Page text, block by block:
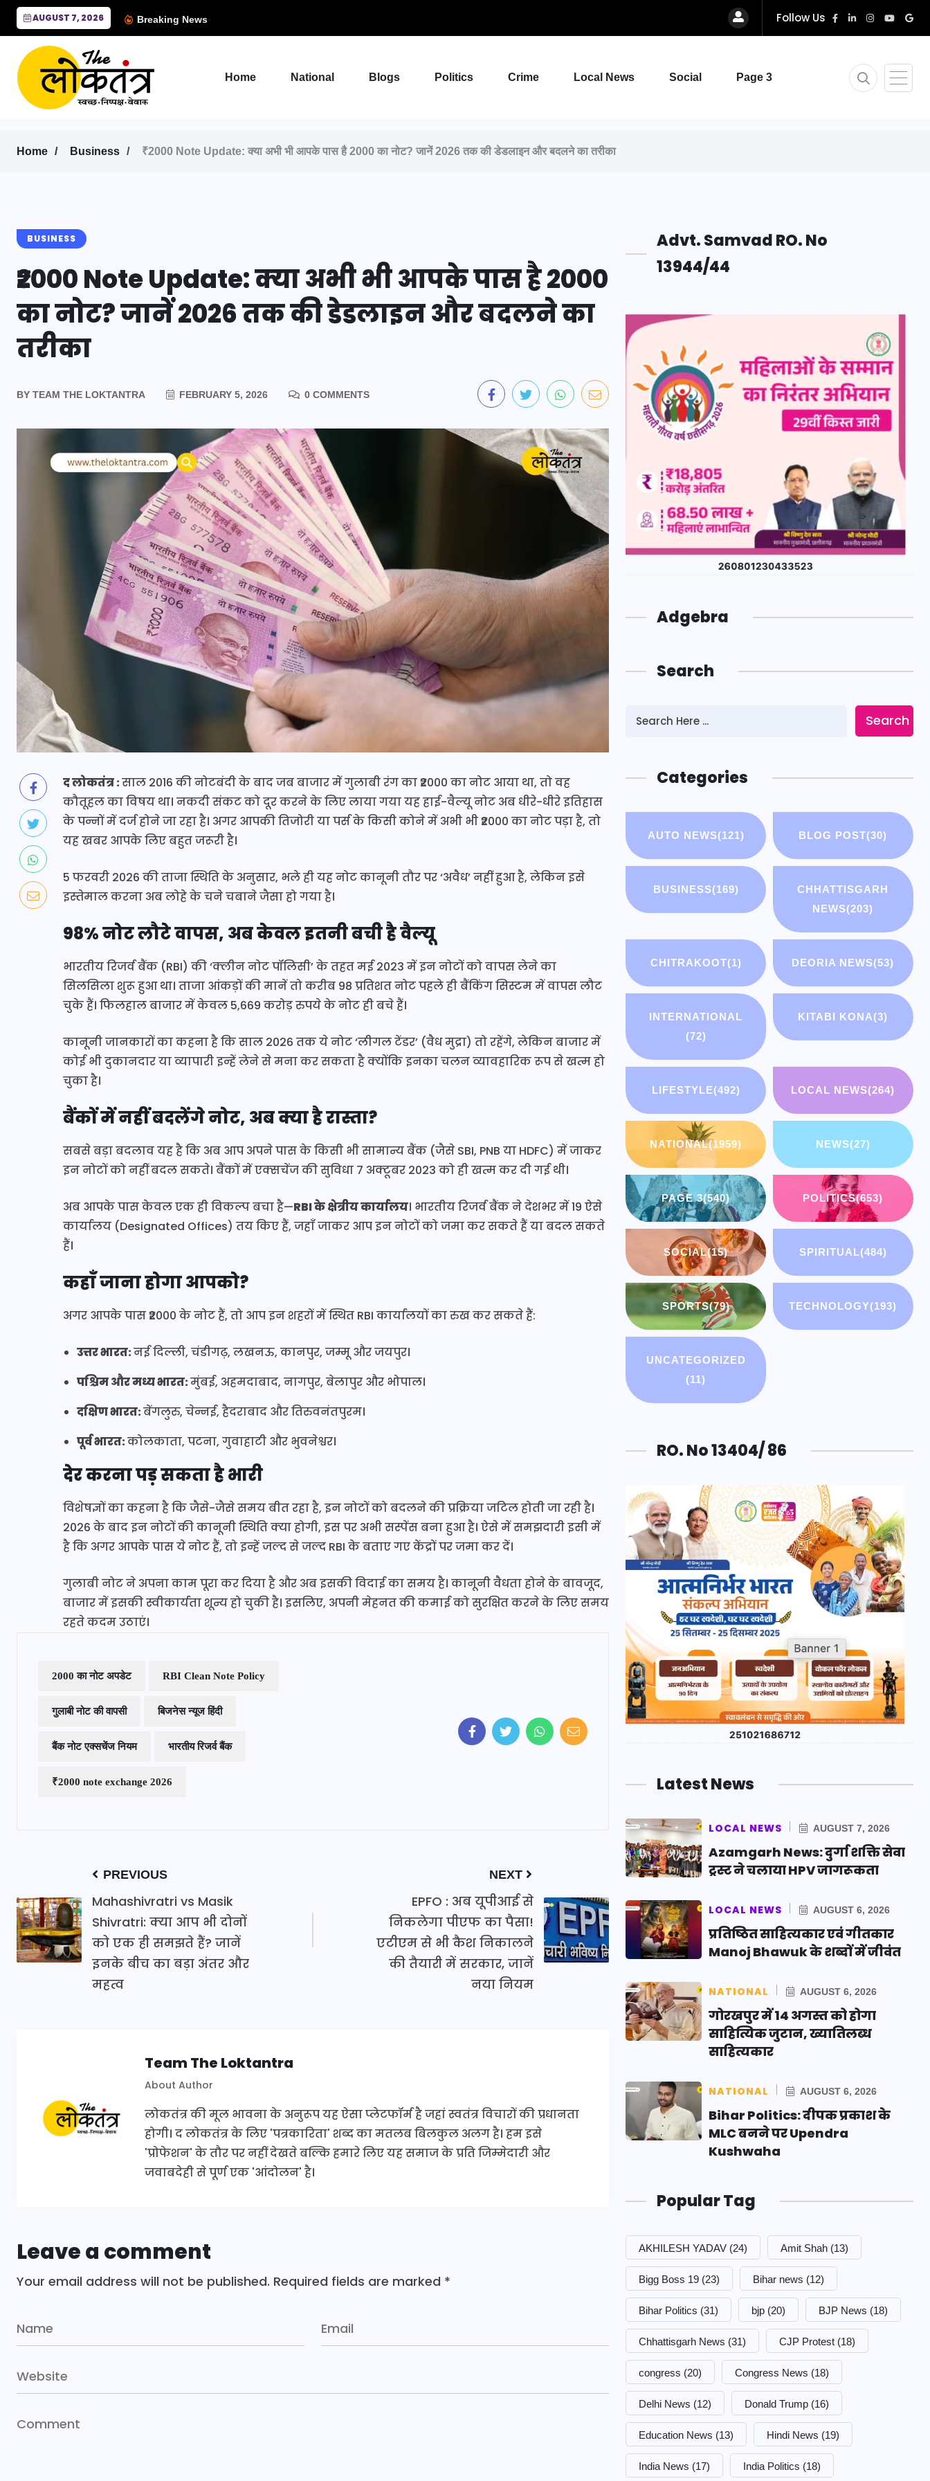
AUGUST 7, 2026 Breaking News Follow Us
Home National Blogs Politics Crime Local News Social Page 3
Home Business ₹2000 Note Update: क्या अभी भी आपके पास है 2000 का नोट? जानें 2026 तक की डेडलाइन और बदलने का तरीका
BUSINESS
₹2000 Note Update: क्या अभी भी आपके पास है 2000
का नोट? जानें 2026 तक की डेडलाइन और बदलने का
तरीका
BY TEAM THE LOKTANTRA FEBRUARY 5, 2026 0 COMMENTS
द लोकतंत्र :साल 2016 की नोटबंदी के बाद जब बाजार में गुलाबी रंग का ₹2000 का नोट आया था, तो वह
कौतूहल का विषय था। नकदी संकट को दूर करने के लिए लाया गया यह हाई-वैल्यू नोट अब धीरे-धीरे इतिहास
के पन्नों में दर्ज होने जा रहा है। अगर आपकी तिजोरी या पर्स के किसी कोने में अभी भी ₹2000 का नोट पड़ा है, तो
यह खबर आपके लिए बहुत जरूरी है।
5 फरवरी 2026 की ताजा स्थिति के अनुसार, भले ही यह नोट कानूनी तौर पर ‘अवैध’ नहीं हुआ है, लेकिन इसे
इस्तेमाल करना अब लोहे के चने चबाने जैसा हो गया है।
98% नोट लौटे वापस, अब केवल इतनी बची है वैल्यू
भारतीय रिजर्व बैंक (RBI) की ‘क्लीन नोट पॉलिसी’ के तहत मई 2023 में इन नोटों को वापस लेने का
सिलसिला शुरू हुआ था। ताजा आंकड़ों की मानें तो करीब 98 प्रतिशत नोट पहले ही बैंकिंग सिस्टम में वापस लौट
चुके हैं। फिलहाल बाजार में केवल 5,669 करोड़ रुपये के नोट ही बचे हैं।
कानूनी जानकारों का कहना है कि साल 2026 तक ये नोट ‘लीगल टेंडर’ (वैध मुद्रा) तो रहेंगे, लेकिन बाजार में
कोई भी दुकानदार या व्यापारी इन्हें लेने से मना कर सकता है क्योंकि इनका चलन व्यावहारिक रूप से खत्म हो
चुका है।
बैंकों में नहीं बदलेंगे नोट, अब क्या है रास्ता?
सबसे बड़ा बदलाव यह है कि अब आप अपने पास के किसी भी सामान्य बैंक (जैसे SBI, PNB या HDFC) में जाकर
इन नोटों को नहीं बदल सकते। बैंकों में एक्सचेंज की सुविधा 7 अक्टूबर 2023 को ही खत्म कर दी गई थी।
अब आपके पास केवल एक ही विकल्प बचा है—RBI के क्षेत्रीय कार्यालय। भारतीय रिजर्व बैंक ने देशभर में 19 ऐसे
कार्यालय (Designated Offices) तय किए हैं, जहाँ जाकर आप इन नोटों को जमा कर सकते हैं या बदल सकते
हैं।
कहाँ जाना होगा आपको?
अगर आपके पास ₹2000 के नोट हैं, तो आप इन शहरों में स्थित RBI कार्यालयों का रुख कर सकते हैं:
उत्तर भारत:नई दिल्ली, चंडीगढ़, लखनऊ, कानपुर, जम्मू और जयपुर।
पश्चिम और मध्य भारत:मुंबई, अहमदाबाद, नागपुर, बेलापुर और भोपाल।
दक्षिण भारत:बेंगलुरु, चेन्नई, हैदराबाद और तिरुवनंतपुरम।
पूर्व भारत:कोलकाता, पटना, गुवाहाटी और भुवनेश्वर।
देर करना पड़ सकता है भारी
विशेषज्ञों का कहना है कि जैसे-जैसे समय बीत रहा है, इन नोटों को बदलने की प्रक्रिया जटिल होती जा रही है।
2026 के बाद इन नोटों की कानूनी स्थिति क्या होगी, इस पर अभी सस्पेंस बना हुआ है। ऐसे में समझदारी इसी में
है कि अगर आपके पास ये नोट हैं, तो इन्हें जल्द से जल्द RBI के बताए गए केंद्रों पर जमा कर दें।
गुलाबी नोट ने अपना काम पूरा कर दिया है और अब इसकी विदाई का समय है। कानूनी वैधता होने के बावजूद,
बाजार में इसकी स्वीकार्यता शून्य हो चुकी है। इसलिए, अपनी मेहनत की कमाई को सुरक्षित करने के लिए समय
रहते कदम उठाएं।
2000 का नोट अपडेट RBI Clean Note Policy
गुलाबी नोट की वापसी बिजनेस न्यूज हिंदी
बैंक नोट एक्सचेंज नियम भारतीय रिजर्व बैंक
₹2000 note exchange 2026
PREVIOUS
Mahashivratri vs Masik
Shivratri: क्या आप भी दोनों
को एक ही समझते हैं? जानें
इनके बीच का बड़ा अंतर और
महत्व
NEXT
EPFO : अब यूपीआई से
निकलेगा पीएफ का पैसा!
एटीएम से भी कैश निकालने
की तैयारी में सरकार, जानें
नया नियम
Team The Loktantra
About Author
लोकतंत्र की मूल भावना के अनुरूप यह ऐसा प्लेटफॉर्म है जहां स्वतंत्र विचारों की प्रधानता
होगी। द लोकतंत्र के लिए 'पत्रकारिता' शब्द का मतलब बिलकुल अलग है। हम इसे
'प्रोफेशन' के तौर पर नहीं देखते बल्कि हमारे लिए यह समाज के प्रति जिम्मेदारी और
जवाबदेही से पूर्ण एक 'आंदोलन' है।
Leave a comment
Your email address will not be published. Required fields are marked *
Advt. Samvad RO. No
13944/44
Adgebra
Search
Search
Categories
AUTO NEWS(121) BLOG POST(30)
BUSINESS(169)
CHHATTISGARH
NEWS(203)
CHITRAKOOT(1) DEORIA NEWS(53)
INTERNATIONAL
(72)
KITABI KONA(3)
LIFESTYLE(492) LOCAL NEWS(264)
NATIONAL(1959) NEWS(27)
PAGE 3(540) POLITICS(653)
SOCIAL(15) SPIRITUAL(484)
SPORTS(79) TECHNOLOGY(193)
UNCATEGORIZED
(11)
RO. No 13404/ 86
Latest News
LOCAL NEWS AUGUST 7, 2026
Azamgarh News: दुर्गा शक्ति सेवा
ट्रस्ट ने चलाया HPV जागरूकता
LOCAL NEWS AUGUST 6, 2026
प्रतिष्ठित साहित्यकार एवं गीतकार
Manoj Bhawuk के शब्दों में जीवंत
NATIONAL AUGUST 6, 2026
गोरखपुर में 14 अगस्त को होगा
साहित्यिक जुटान, ख्यातिलब्ध
साहित्यकार
NATIONAL AUGUST 6, 2026
Bihar Politics: दीपक प्रकाश के
MLC बनने पर Upendra
Kushwaha
Popular Tag
AKHILESH YADAV (24) Amit Shah (13)
Bigg Boss 19 (23) Bihar news (12)
Bihar Politics (31) bjp (20) BJP News (18)
Chhattisgarh News (31) CJP Protest (18)
congress (20) Congress News (18)
Delhi News (12) Donald Trump (16)
Education News (13) Hindi News (19)
India News (17) India Politics (18)